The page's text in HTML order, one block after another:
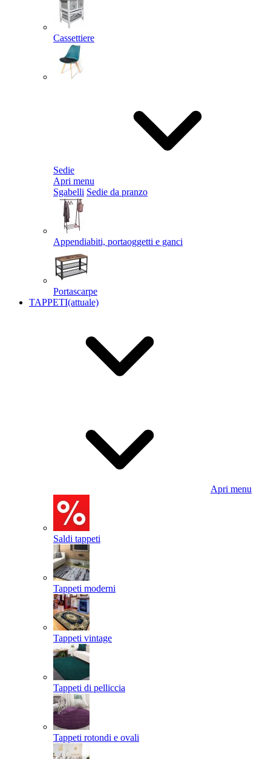
Cassettiere
Sedie
Apri menu
Sgabelli Sedie da pranzo
Appendiabiti, portaoggetti e ganci
Portascarpe
TAPPETI(attuale)
Apri menu
Saldi tappeti
Tappeti moderni
Tappeti vintage
Tappeti di pelliccia
Tappeti rotondi e ovali